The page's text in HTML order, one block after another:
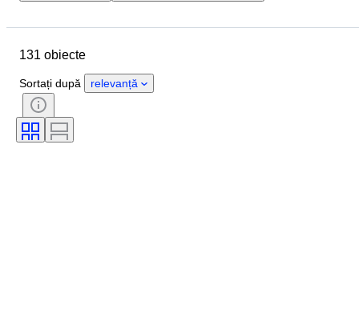
Stare
Culoare
Control
Alimentare electrică
Eră
131 obiecte
Sortați după relevanță